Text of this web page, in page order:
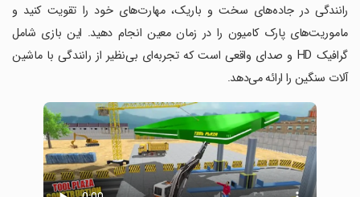
رانندگی در جاده‌های سخت و باریک، مهارت‌های خود را تقویت کنید و
ماموریت‌های پارک کامیون را در زمان معین انجام دهید. این بازی شامل
گرافیک HD و صدای واقعی است که تجربه‌ای بی‌نظیر از رانندگی با ماشین
آلات سنگین را ارائه می‌دهد.